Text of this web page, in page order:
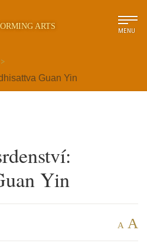
ARTS
MENU
>
Guan Yin
Yin
A A